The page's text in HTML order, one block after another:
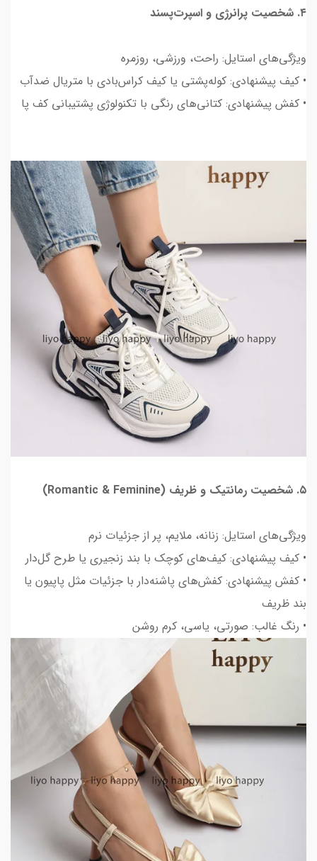
۴. شخصیت پرانرژی و اسپرت‌پسند
ویژگی‌های استایل: راحت، ورزشی، روزمره
• کیف پیشنهادی: کوله‌پشتی یا کیف کراس‌بادی با متریال ضدآب
• کفش پیشنهادی: کتانی‌های رنگی با تکنولوژی پشتیبانی کف پا
۵. شخصیت رمانتیک و ظریف (Romantic & Feminine)
ویژگی‌های استایل: زنانه، ملایم، پر از جزئیات نرم
• کیف پیشنهادی: کیف‌های کوچک با بند زنجیری یا طرح گل‌دار
• کفش پیشنهادی: کفش‌های پاشنه‌دار با جزئیات مثل پاپیون یا
بند ظریف
• رنگ غالب: صورتی، یاسی، کرم روشن